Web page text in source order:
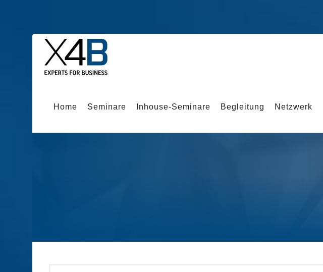
Home Seminare Inhouse-Seminare Begleitung Netzwerk